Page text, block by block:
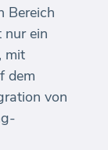
Bereich
ein
mit
dem
von